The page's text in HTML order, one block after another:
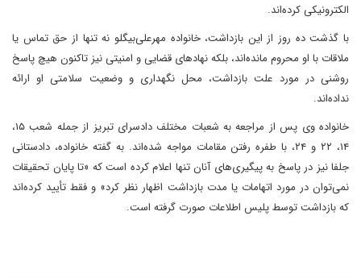
الکترونیکی کرده‌اند.
با گذشت ده روز از این بازداشت، خانواده مهرعلی‌بیگلو نه تنها از حق تماس یا
ملاقات با او محروم مانده‌اند، بلکه نهادهای قضایی و امنیتی نیز تاکنون هیچ پاسخ
روشنی در مورد علت بازداشت، محل نگهداری و وضعیت سلامتی او ارائه
نداده‌اند.
خانواده وی پس از مراجعه به شعبات مختلف دادسرای تبریز از جمله شعب ۱۵،
۱۴، ۲۲ و ۲۴، با طفره‌ رفتن مقامات مواجه شده‌اند. به گفته خانواده، دادستانی
جلفا نیز در پاسخ به پیگیری‌های آنان تنها اعلام کرده است که «تا پایان تحقیقات
نمی‌توان در مورد اتهامات یا مدت بازداشت اظهار نظر کرد» و فقط تأیید کرده‌اند
که بازداشت توسط پلیس اطلاعات صورت گرفته است.